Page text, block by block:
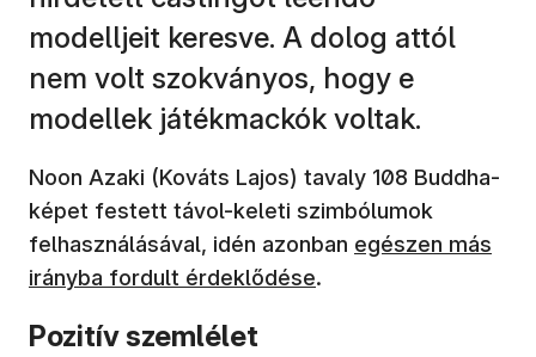
modelljeit keresve. A dolog attól
nem volt szokványos, hogy e
modellek játékmackók voltak.
Noon Azaki (Kováts Lajos) tavaly 108 Buddha-
képet festett távol-keleti szimbólumok
felhasználásával, idén azonban egészen más
irányba fordult érdeklődése.
Pozitív szemlélet